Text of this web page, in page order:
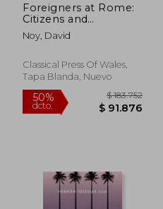
Foreigners at Rome:
Citizens and
Strangers (en Inglés)
Noy, David
Classical Press Of Wales,
Tapa Blanda, Nuevo